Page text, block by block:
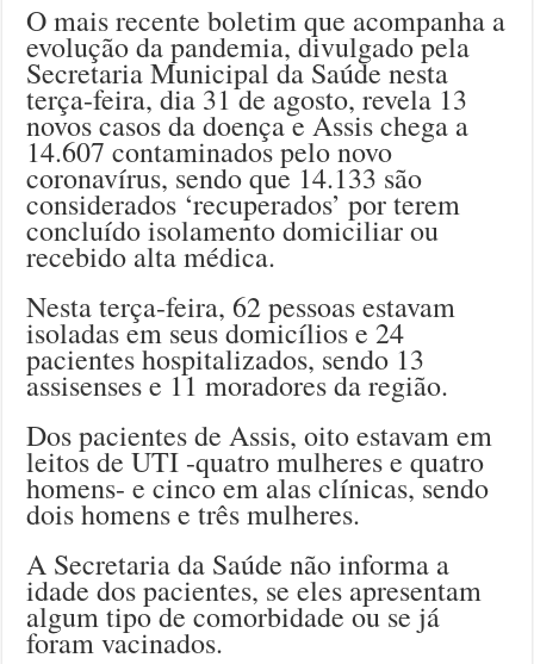
O mais recente boletim que acompanha a
evolução da pandemia, divulgado pela
Secretaria Municipal da Saúde nesta
terça-feira, dia 31 de agosto, revela 13
novos casos da doença e Assis chega a
14.607 contaminados pelo novo
coronavírus, sendo que 14.133 são
considerados ‘recuperados’ por terem
concluído isolamento domiciliar ou
recebido alta médica.
Nesta terça-feira, 62 pessoas estavam
isoladas em seus domicílios e 24
pacientes hospitalizados, sendo 13
assisenses e 11 moradores da região.
Dos pacientes de Assis, oito estavam em
leitos de UTI -quatro mulheres e quatro
homens- e cinco em alas clínicas, sendo
dois homens e três mulheres.
A Secretaria da Saúde não informa a
idade dos pacientes, se eles apresentam
algum tipo de comorbidade ou se já
foram vacinados.